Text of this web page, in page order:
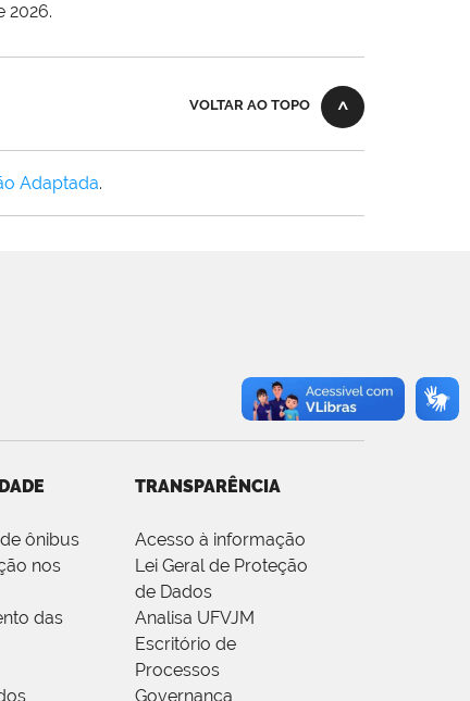
2026.
VOLTAR AO TOPO
Adaptada.
ônibus
nos
das
TRANSPARÊNCIA
Acesso à informação
Lei Geral de Proteção
de Dados
Analisa UFVJM
Escritório de
Processos
Governança